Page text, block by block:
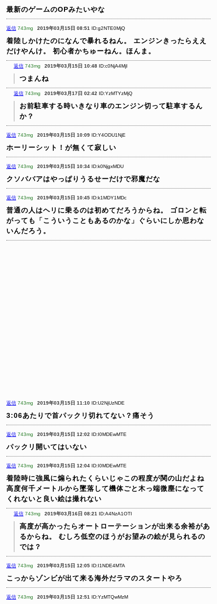
最新のゲームのOPみたいやな
返信 743mg 2019年03月15日 08:51 ID:g2NTE0MjQ
着陸しかけたのになんで暴れるねん。
エンジンきったらええ
だけやんけ。
初心者かちゅーねん。ほんま。
返信 743mg 2019年03月15日 10:48 ID:c0NjA4MjI
つまんね
返信 743mg 2019年03月17日 02:42 ID:YzMTYzMjQ
お前駐車する時いきなり車のエンジン切って駐車するん
か？
返信 743mg 2019年03月15日 10:09 ID:Y4ODU1NjE
ホーリーシット！が無くて寂しい
返信 743mg 2019年03月15日 10:34 ID:k0NjgxMDU
クソババアはやっぱりうるせーだけで邪魔だな
返信 743mg 2019年03月15日 10:45 ID:k1MDY1MDc
普通の人はヘリに乗るのは初めてだろうからね。
ゴロンと転
がっても「こういうこともあるのかな」ぐらいにしか思わな
いんだろう。
返信 743mg 2019年03月15日 11:10 ID:U2NjUzNDE
3:06あたりで首パックリ切れてない？痛そう
返信 743mg 2019年03月15日 12:02 ID:I0MDEwMTE
パックリ開いてはいない
返信 743mg 2019年03月15日 12:04 ID:I0MDEwMTE
着陸時に強風に煽られたくらいじゃこの程度が関の山だよね
高度何千メートルから墜落して機体ごと木っ端微塵になって
くれないと良い絵は撮れない
返信 743mg 2019年03月16日 08:21 ID:A4NzA1OTI
高度が高かったらオートローテーションが出来る余裕があ
るからね。
むしろ低空のほうがお望みの絵が見られるの
では？
返信 743mg 2019年03月15日 12:05 ID:I1NDE4MTA
こっからゾンビが出て来る海外だラマのスタートやろ
返信 743mg 2019年03月15日 12:51 ID:YzMTQwMzM